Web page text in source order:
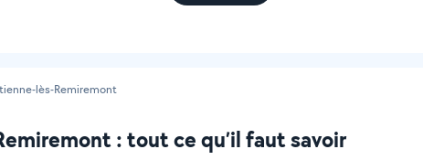
lès-Remiremont
: tout ce qu’il faut savoir